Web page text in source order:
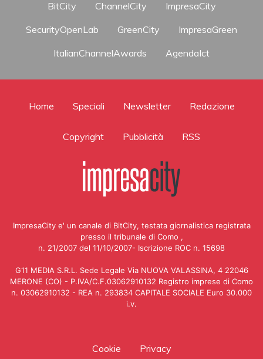
BitCity ChannelCity
ImpresaCity
SecurityOpenLab
GreenCity
ImpresaGreen
ItalianChannelAwards
AgendaIct
Home Speciali Newsletter Redazione
Copyright Pubblicità RSS
ImpresaCity e' un canale di BitCity, testata giornalistica registrata
presso il tribunale di Como ,
n. 21/2007 del 11/10/2007- Iscrizione ROC n. 15698
G11 MEDIA S.R.L. Sede Legale Via NUOVA VALASSINA, 4 22046
MERONE (CO) - P.IVA/C.F.03062910132 Registro imprese di Como
n. 03062910132 - REA n. 293834 CAPITALE SOCIALE Euro 30.000
i.v.
Cookie Privacy